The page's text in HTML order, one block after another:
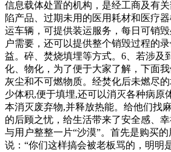
信息载体处置的机构，是经工商及有
陷产品、过期未用的医用耗材和医疗
运车辆，可提供装运服务，每日可销
户需要，还可以提供整个销毁过程的
益。碎、焚烧填埋等方式。6、若涉及
化、物化，为了便于大家了解，下面
灰尘和不可燃物质。经焚化后未燃尽
少体积,便于填埋,还可以消灭各种病
本消灭废弃物,并释放热能。给他们
的后顾之忧，给生活带来了安全感、
与用户整整一片“沙漠”。首先是购买
说：“你们这样搞会被老板骂的，明明